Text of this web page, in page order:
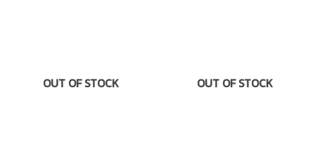
OUT OF STOCK OUT OF STOCK